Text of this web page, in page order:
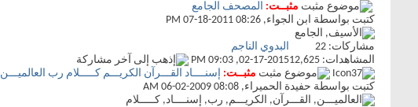
مثبــت: المصحف الجامع
كتبت بواسطة ابن الجواء‏, 07-18-2011 08:26 PM
مشاركات: 22
المشاهدات: 12,625
البدوي الناجم
02-17-2015,
09:03 PM
مثبــت: إسنــــاد القـــرآن الكريـــم كـــــلام رب العالميـــن
كتبت بواسطة حفيدة الحميراء‏, 06-02-2009 08:08 AM